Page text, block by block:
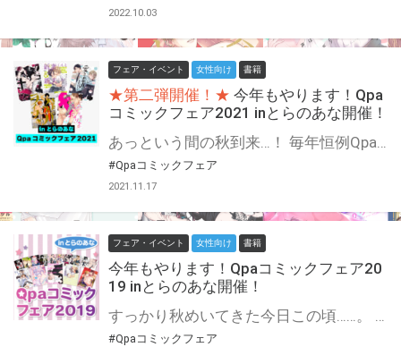
2022.10.03
フェア・イベント 女性向け 書籍
★第二弾開催！★ 今年もやります！Qpa
コミックフェア2021 inとらのあな開催！
あっという間の秋到来…！ 毎年恒例Qpa周年フェア、もちろん今年もやります！♡ 今年はQpa10周年！ あんなえっちもこんなすけべも叶えてくれる僕たちわたしたちのQpa…！ これからもよろしくお願いします！！！！ 今年は10周年なので2か月連続のスペシャルフェア☆ なんと総勢26名の作家様にご参加いただいております♪ 期間中に対象店舗にて対象商品をご購入で、1冊につき1枚、お好きな両面イラストカードをプレゼント！ さらに対象商品1冊につき1つスタンプを押印し、スタンプ5つでアクリルキーホルダーをプレゼント！ 両面イラストカードの裏面は全て、コミックスでは白く隠れていたえちえちシーンを高解像度で掲載♡ アクリルキーホルダーは描き下ろしアリです！ 作家様ラインナップなど詳細は下記をご確認下さい。 えっちな両面イラカもキュートなアクキーもぜひゲットしてください！ Qpaコミックスを抱きしめて楽しいおうち生活！
#Qpaコミックフェア
2021.11.17
フェア・イベント 女性向け 書籍
今年もやります！Qpaコミックフェア20
19 inとらのあな開催！
すっかり秋めいてきた今日この頃……。 もちろん今年もやります！竹書房の誇る大人気レーベル、Qpaフェア開催☆ えっちなご本に出会え出会え〜〜〜〜！！！！パッション溢れる読書の秋を共に迎えましょう！ 今年のフェアは8周年記念！ なんと総勢20名の作家様にご参加いただいております☆ とらのあな対象店舗にて期間中にQpaのコミックスを3冊同時にご購入いただいた方に、 1セットにつき1部、人気作家様のイラストを使用したクリアしおりセットをプレゼント♡ クリアしおりは1シート4連、シートは5種類！ はぁ？なにこれ尊いんですけど！？？？！ キレちらかしたくもなるほどの萌えを手に入れろ！！！ 躊躇っていたあの本を買うタイミングは今しかない！
#Qpaコミックフェア